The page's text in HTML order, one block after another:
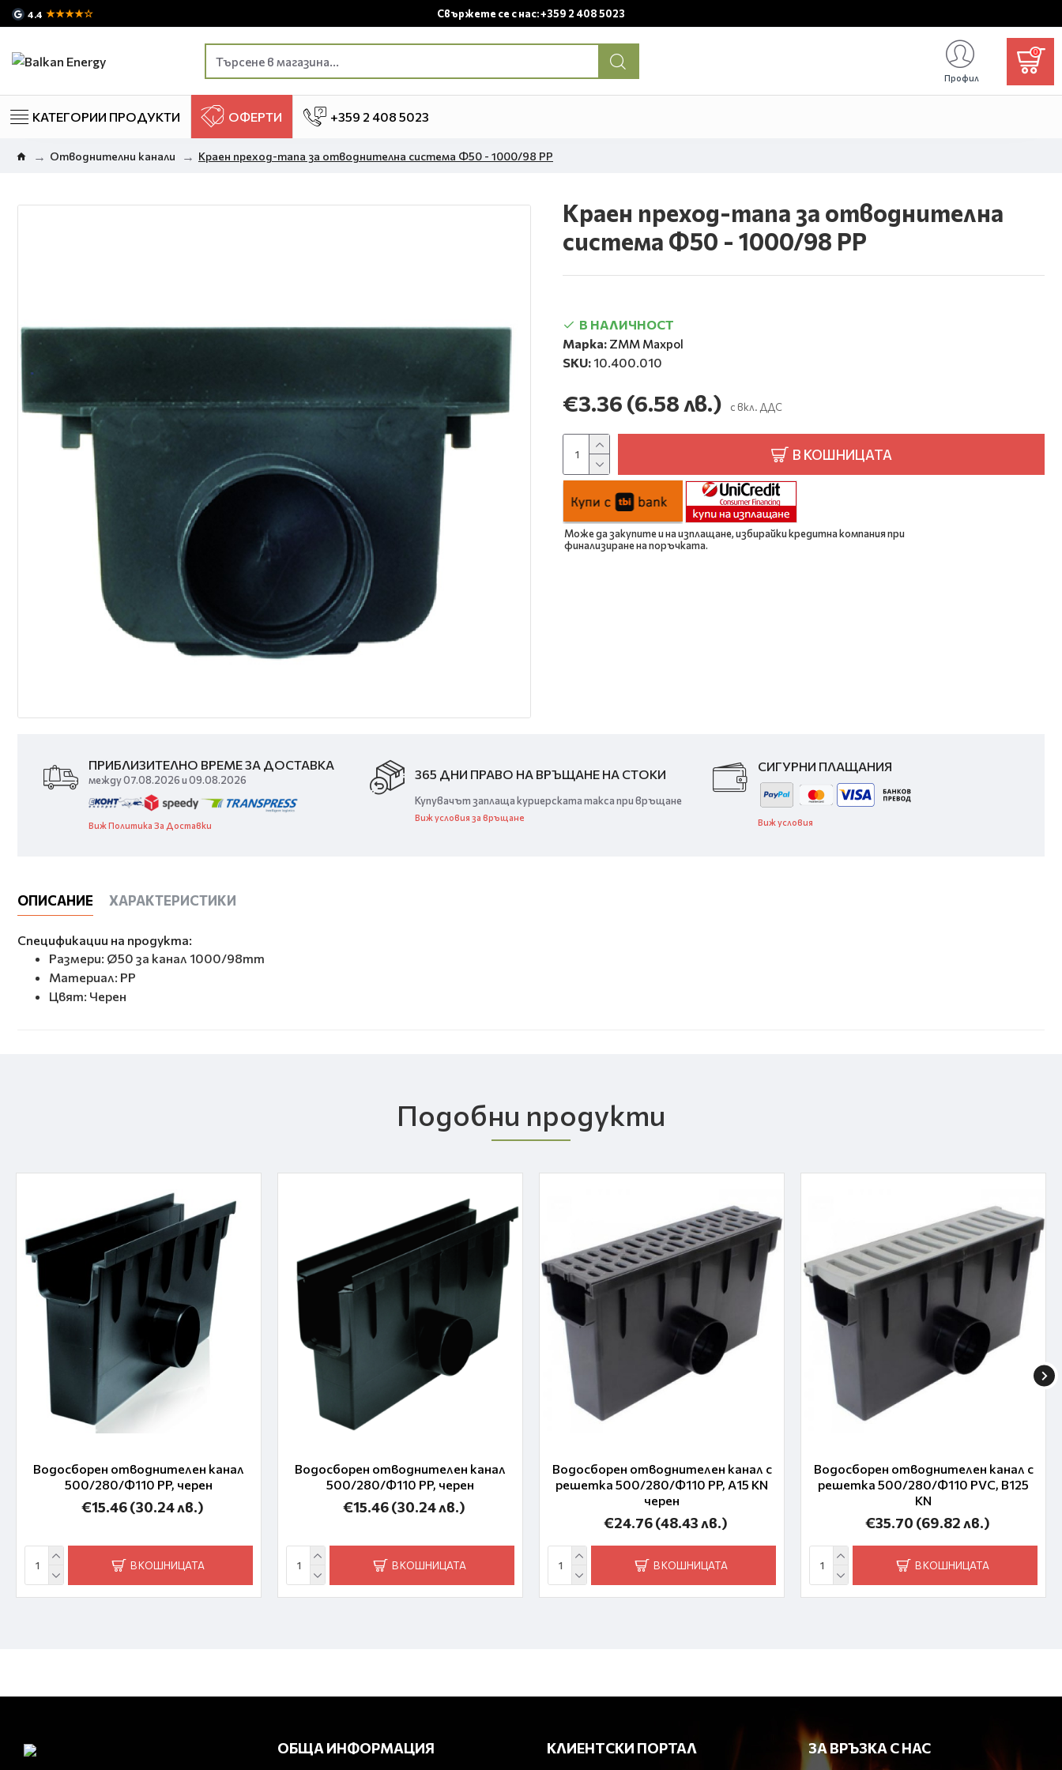
4.4 ★★★★☆ Свържете се с нас: +359 2 408 5023
Профил
0
КАТЕГОРИИ ПРОДУКТИ ОФЕРТИ +359 2 408 5023
Отводнителни канали Краен преход-тапа за отводнителна система Ф50 - 1000/98 PP
Краен преход-тапа за отводнителна
система Ф50 - 1000/98 PP
В НАЛИЧНОСТ
Марка: ZMM Maxpol
SKU: 10.400.010
€3.36 (6.58 лв.) с вкл. ДДС
В КОШНИЦАТА
Може да закупите и на изплащане, избирайки кредитна компания при
финализиране на поръчката.
ПРИБЛИЗИТЕЛНО ВРЕМЕ ЗА ДОСТАВКА
между 07.08.2026 и 09.08.2026
Виж Политика За Доставки
365 ДНИ ПРАВО НА ВРЪЩАНЕ НА СТОКИ
Купувачът заплаща куриерската такса при връщане
Виж условия за връщане
СИГУРНИ ПЛАЩАНИЯ
Виж условия
ОПИСАНИЕ ХАРАКТЕРИСТИКИ
Спецификации на продукта:
Размери: Ø50 за канал 1000/98mm
Материал: PP
Цвят: Черен
Подобни продукти
Водосборен отводнителен канал
500/280/Ф110 PP, черен
€15.46(30.24 лв.)
В КОШНИЦАТА
Водосборен отводнителен канал
500/280/Ф110 PP, черен
€15.46(30.24 лв.)
В КОШНИЦАТА
Водосборен отводнителен канал с
решетка 500/280/Ф110 PP, A15 KN
черен
€24.76(48.43 лв.)
В КОШНИЦАТА
Водосборен отводнителен канал с
решетка 500/280/Ф110 PVC, B125
KN
€35.70 (69.82 лв.)
В КОШНИЦАТА
ОБЩА ИНФОРМАЦИЯ КЛИЕНТСКИ ПОРТАЛ ЗА ВРЪЗКА С НАС